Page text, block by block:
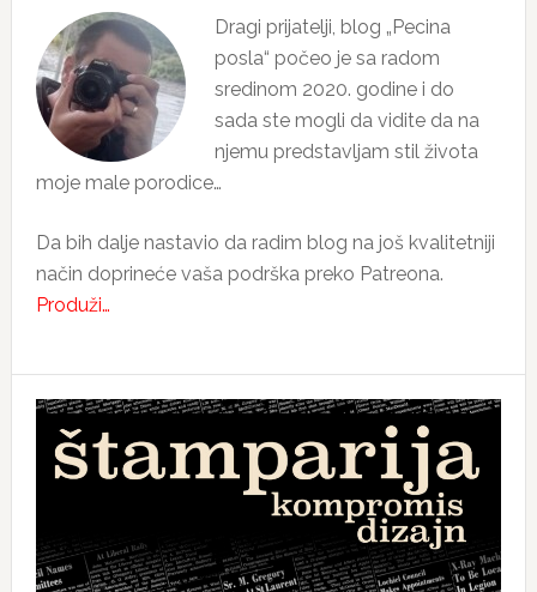
Dragi prijatelji, blog „Pecina
posla“ počeo je sa radom
sredinom 2020. godine i do
sada ste mogli da vidite da na
njemu predstavljam stil života
moje male porodice…
Da bih dalje nastavio da radim blog na još kvalitetniji
način doprineće vaša podrška preko Patreona.
Produži…